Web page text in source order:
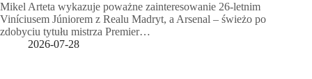
Mikel Arteta wykazuje poważne zainteresowanie 26-letnim
Viníciusem Júniorem z Realu Madryt, a Arsenal – świeżo po
zdobyciu tytułu mistrza Premier…
2026-07-28